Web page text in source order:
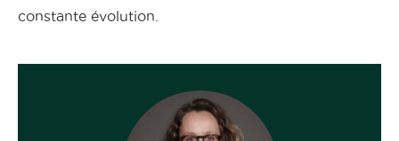
constante évolution.